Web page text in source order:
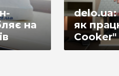
на
delo.ua:
як
Cooker"